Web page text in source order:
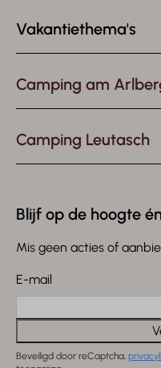
Vakantiethema's
Camping am
Camping Leutasch
Blijf op de hoogte
Mis geen acties of
E-mail
Beveiligd door reCaptcha,